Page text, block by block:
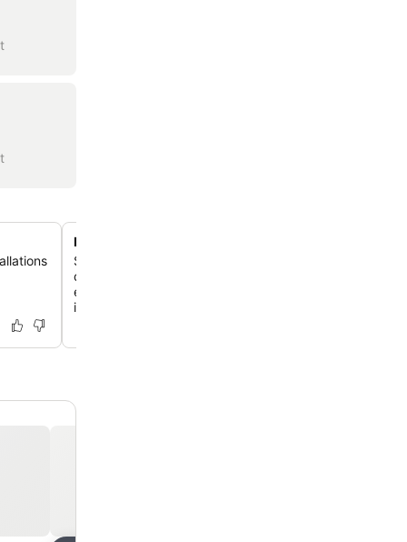
Des chalets en rondins rustiques et luxueux
Séjourne dans de charmants chalets en rondins
qui allient design contemporain et ambiance boisée,
équipements modernes et des intérieurs confortables et
impeccables.